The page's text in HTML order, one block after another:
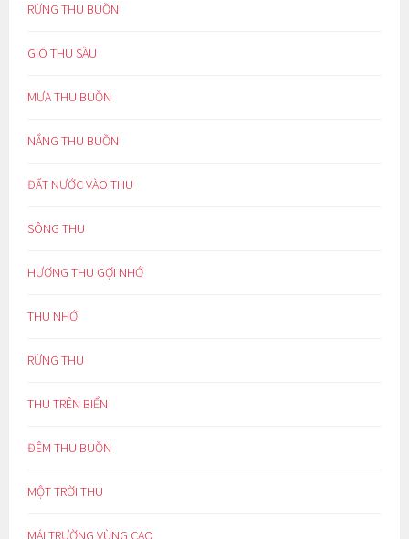
RỪNG THU BUỒN
GIÓ THU SẦU
MƯA THU BUỒN
NẮNG THU BUỒN
ĐẤT NƯỚC VÀO THU
SÔNG THU
HƯƠNG THU GỢI NHỚ
THU NHỚ
RỪNG THU
THU TRÊN BIỂN
ĐÊM THU BUỒN
MỘT TRỜI THU
MÁI TRƯỜNG VÙNG CAO